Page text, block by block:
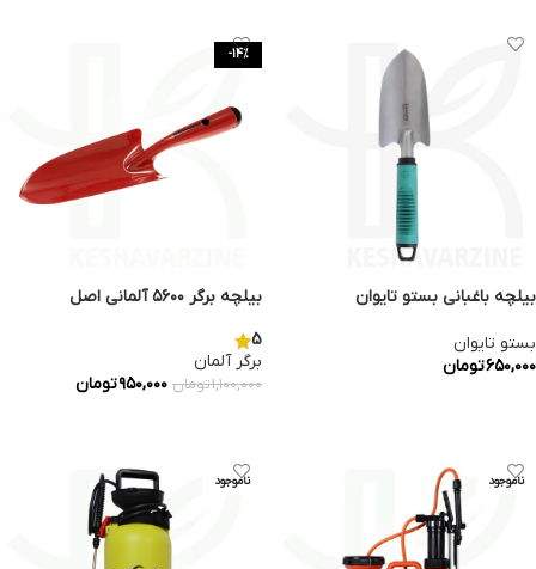
بیلچه باغبانی بستو تایوان
بستو تایوان
۶۵۰,۰۰۰تومان
-14%
بیلچه برگر ۵۶۰۰ آلمانی اصل
5
برگر آلمان
۱,۱۰۰,۰۰۰تومان ۹۵۰,۰۰۰تومان
ناموجود ناموجود